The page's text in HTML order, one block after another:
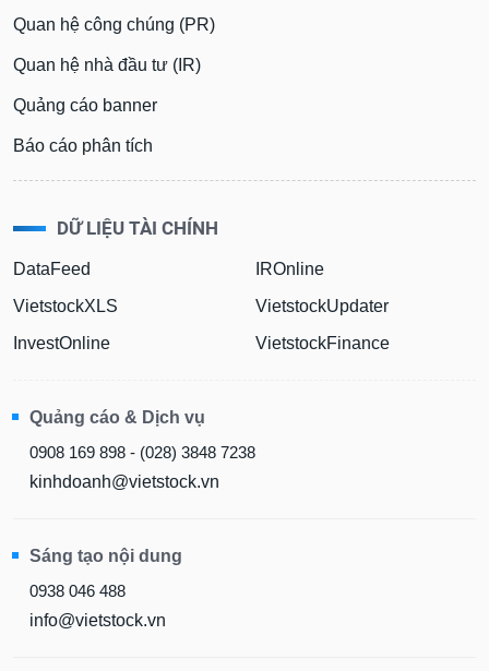
Quan hệ công chúng (PR)
Quan hệ nhà đầu tư (IR)
Quảng cáo banner
Báo cáo phân tích
DỮ LIỆU TÀI CHÍNH
DataFeed
VietstockXLS
InvestOnline
IROnline
VietstockUpdater
VietstockFinance
Quảng cáo & Dịch vụ
0908 169 898 - (028) 3848 7238
kinhdoanh@vietstock.vn
Sáng tạo nội dung
0938 046 488
info@vietstock.vn
Báo
cáo
phân
tích
(-)
Thuật
(-)
Dịch
vụ
(-)
Đào
tạo
tài